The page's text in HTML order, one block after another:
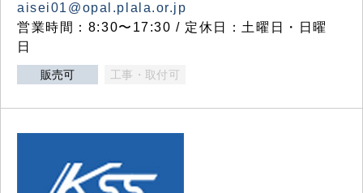
aisei01@opal.plala.or.jp
営業時間：8:30〜17:30 / 定休日：土曜日・日曜
日
販売可 工事・取付可